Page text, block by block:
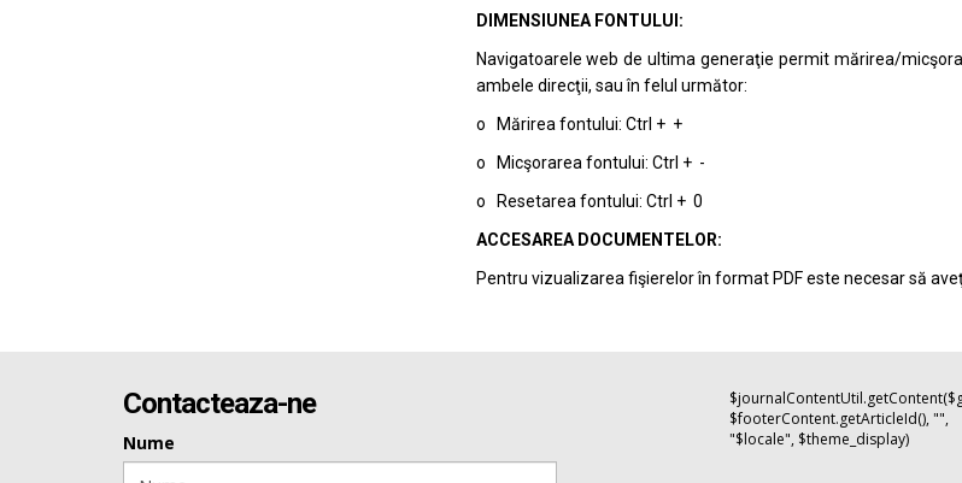
DIMENSIUNEA FONTULUI:
Navigatoarele web de ultima generaţie permit mărirea/
ambele direcţii, sau în felul următor:
o Mărirea fontului: Ctrl + +
o Micşorarea fontului: Ctrl + -
o Resetarea fontului: Ctrl + 0
ACCESAREA DOCUMENTELOR:
Pentru vizualizarea fişierelor în format PDF este necesar să
Contacteaza-ne
Nume
$footerContent.getArticleId(), "",
"$locale", $theme_display)